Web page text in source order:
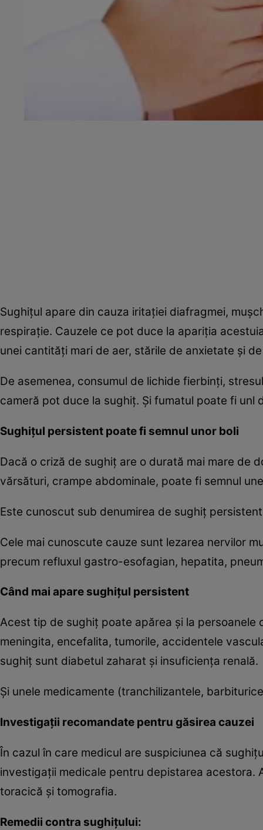
Sughiţul apare din cauza iritaţiei diafragmei,
respiraţie. Cauzele ce pot duce la apariţia
unei cantităţi mari de aer, stările de anxietate şi
De asemenea, consumul de lichide fierbinţi,
cameră pot duce la sughiţ. Şi fumatul poate fi
Sughiţul persistent poate fi semnul unor boli
Dacă o criză de sughiţ are o durată mai mare de
vărsături, crampe abdominale, poate fi semnul
Este cunoscut sub denumirea de sughiţ
Cele mai cunoscute cauze sunt lezarea nervilor
precum refluxul gastro-esofagian, hepatita,
Când mai apare sughiţul persistent
Acest tip de sughiţ poate apărea şi la persoanele
meningita, encefalita, tumorile, accidentele
sughiţ sunt diabetul zaharat şi insuficienţa renală.
Şi unele medicamente (tranchilizantele,
Investigaţii recomandate pentru găsirea cauzei
În cazul în care medicul are suspiciunea că
investigaţii medicale pentru depistarea acestora.
toracică şi tomografia.
Remedii contra sughiţului: